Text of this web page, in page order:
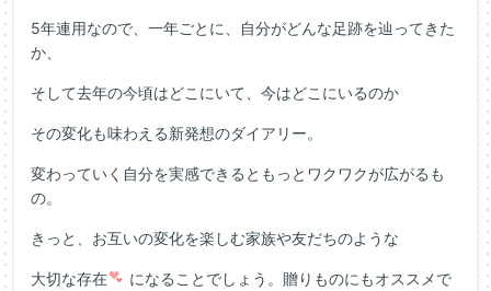
5年連用なので、一年ごとに、自分がどんな足跡を辿ってきた
か、
そして去年の今頃はどこにいて、今はどこにいるのか
その変化も味わえる新発想のダイアリー。
変わっていく自分を実感できるともっとワクワクが広がるも
の。
きっと、お互いの変化を楽しむ家族や友だちのような
大切な存在
になることでしょう。贈りものにもオススメで